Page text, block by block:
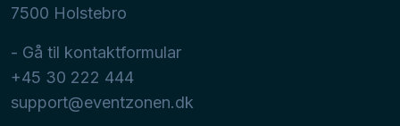
7500 Holstebro
- Gå til kontaktformular
+45 30 222 444
support@eventzonen.dk